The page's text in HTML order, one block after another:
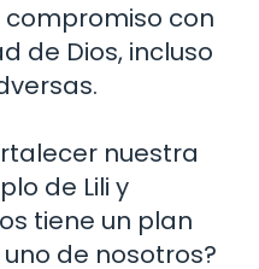
con
de Dios, incluso
nuestra
de Lili y
tiene un plan
de nosotros?